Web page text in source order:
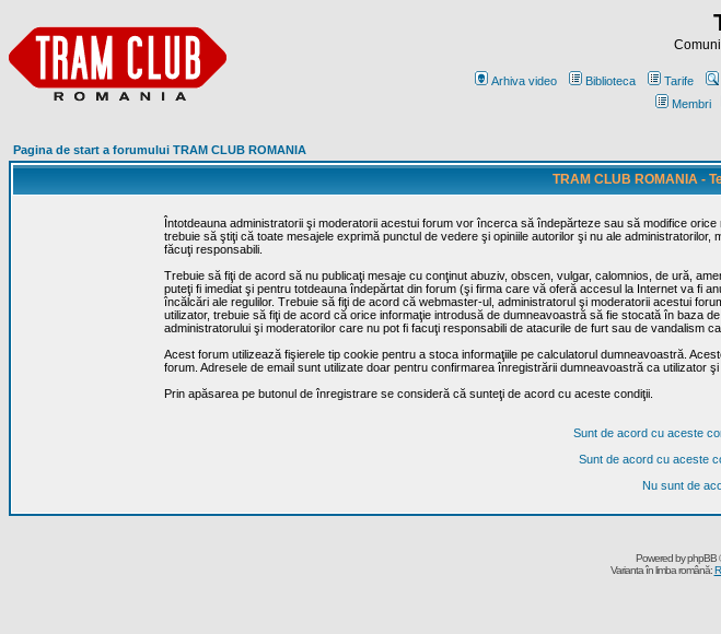
Arhiva video Biblioteca Tarife
Membri
Pagina de start a forumului TRAM CLUB ROMANIA
TRAM CLUB ROMANIA -
Întotdeauna administratorii şi moderatorii acestui forum vor încerca să îndepărteze sau să modifice
trebuie să ştiţi că toate mesajele exprimă punctul de vedere şi opiniile autorilor şi nu ale
făcuţi responsabili.
Trebuie să fiţi de acord să nu publicaţi mesaje cu conţinut abuziv, obscen, vulgar, calomnios, de ură,
puteţi fi imediat şi pentru totdeauna îndepărtat din forum (şi firma care vă oferă accesul la Internet va fi
încălcări ale regulilor. Trebuie să fiţi de acord că webmaster-ul, administratorul şi moderatorii acestui
utilizator, trebuie să fiţi de acord că orice informaţie introdusă de dumneavoastră să fie stocată în baza
administratorului şi moderatorilor care nu pot fi facuţi responsabili de atacurile de furt sau de vandalism
Acest forum utilizează fişierele tip cookie pentru a stoca informaţiile pe calculatorul dumneavoastră.
forum. Adresele de email sunt utilizate doar pentru confirmarea înregistrării dumneavoastră ca utilizator
Prin apăsarea pe butonul de înregistrare se consideră că sunteţi de acord cu aceste condiţii.
Sunt de acord cu aceste
Sunt de acord cu aceste
Nu sunt de
Powered byphpBB
Varianta în limba română: